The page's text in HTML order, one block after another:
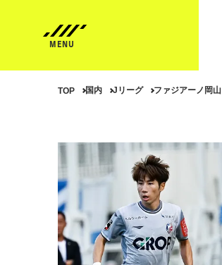
TOP 国内 Jリーグ ファジアーノ岡山